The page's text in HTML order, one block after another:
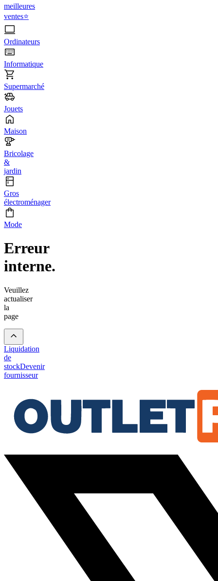
meilleures
ventes⭐
Ordinateurs
Informatique
Supermarché
Jouets
Maison
Bricolage
&
jardin
Gros
électroménager
Mode
Erreur
interne.
Veuillez
actualiser
la
page
Liquidation
de
stockDevenir
fournisseur